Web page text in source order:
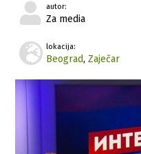
autor:
Za media
lokacija:
Beograd,Zaječar